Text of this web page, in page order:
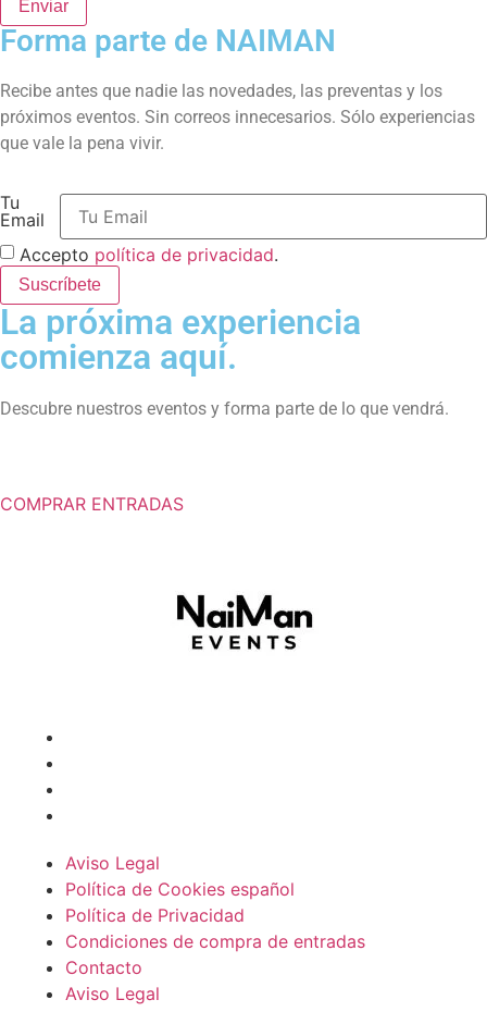
Enviar
Forma parte de NAIMAN
Recibe antes que nadie las novedades, las preventas y los
próximos eventos. Sin correos innecesarios. Sólo experiencias
que vale la pena vivir.
Tu
Email
Accepto política de privacidad.
Suscríbete
La próxima experiencia
comienza aquí.
Descubre nuestros eventos y forma parte de lo que vendrá.
COMPRAR ENTRADAS
Aviso Legal
Política de Cookies español
Política de Privacidad
Condiciones de compra de entradas
Contacto
Aviso Legal